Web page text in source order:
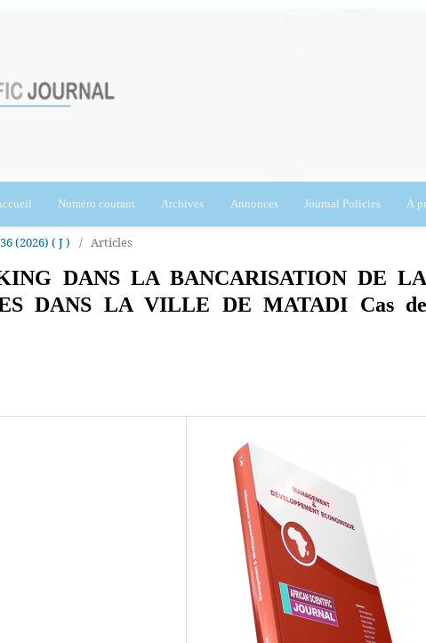
Numéro courant Archives Annonces Journal Policies À
(2026) ( J ) / Articles
DANS LA BANCARISATION DE LA
DANS LA VILLE DE MATADI Cas de